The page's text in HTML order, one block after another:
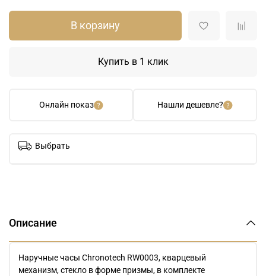
Онлайн показ Нашли дешевле?
В корзину
Купить в 1 клик
Выбрать
Описание
Наручные часы Chronotech RW0003, кварцевый
механизм, стекло в форме призмы, в комплекте